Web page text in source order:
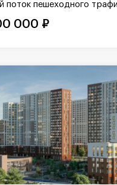
поток пешеходного
000 ₽